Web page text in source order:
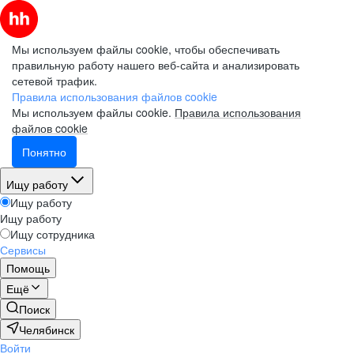
Мы используем файлы cookie, чтобы обеспечивать
правильную работу нашего веб-сайта и анализировать
сетевой трафик.
Правила использования файлов cookie
Мы используем файлы cookie. Правила использования
файлов cookie
Понятно
Ищу работу
Ищу работу
Ищу работу
Ищу сотрудника
Сервисы
Помощь
Ещё
Поиск
Челябинск
Войти